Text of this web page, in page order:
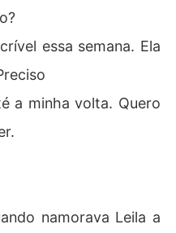
essa semana. Ela
a minha volta. Quero
namorava Leila a